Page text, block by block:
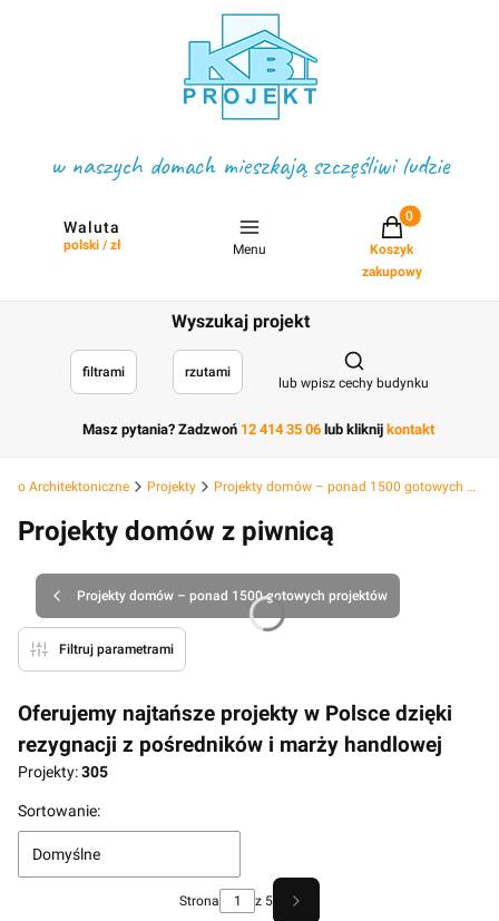
w naszych domach mieszkają szczęśliwi ludzie
Waluta
polski / zł Menu
Projekty w
Koszyk
zakupowy
Wyszukaj projekt
filtrami rzutami
Otwórz
lub wpisz cechy budynku
Masz pytania? Zadzwoń 12 414 35 06 lub kliknij kontakt
Architektoniczne Projekty Projekty domów – ponad 1500 gotowych projektów
Projekty domów z piwnicą
Projekty domów – ponad 1500 gotowych projektów
Filtruj parametrami
Oferujemy najtańsze projekty w Polsce dzięki
rezygnacji z pośredników i marży handlowej
Projekty:305
Lista produktów
Sortowanie:
Domyślne
Strona z 5
Następne produkty